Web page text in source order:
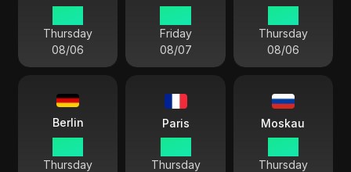
Thursday
08/06
Friday
08/07
Thursday
08/06
Berlin
Thursday
Paris
Thursday
Moskau
Thursday